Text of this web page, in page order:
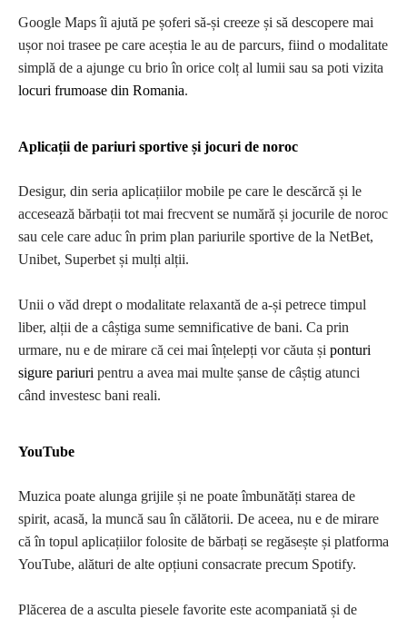
Google Maps îi ajută pe șoferi să-și creeze și să descopere mai
ușor noi trasee pe care aceștia le au de parcurs, fiind o modalitate
simplă de a ajunge cu brio în orice colț al lumii sau sa poti vizita
locuri frumoase din Romania.
Aplicații de pariuri sportive și jocuri de noroc
Desigur, din seria aplicațiilor mobile pe care le descărcă și le
accesează bărbații tot mai frecvent se numără și jocurile de noroc
sau cele care aduc în prim plan pariurile sportive de la NetBet,
Unibet, Superbet și mulți alții.
Unii o văd drept o modalitate relaxantă de a-și petrece timpul
liber, alții de a câștiga sume semnificative de bani. Ca prin
urmare, nu e de mirare că cei mai înțelepți vor căuta și ponturi
sigure pariuri pentru a avea mai multe șanse de câștig atunci
când investesc bani reali.
YouTube
Muzica poate alunga grijile și ne poate îmbunătăți starea de
spirit, acasă, la muncă sau în călătorii. De aceea, nu e de mirare
că în topul aplicațiilor folosite de bărbați se regăsește și platforma
YouTube, alături de alte opțiuni consacrate precum Spotify.
Plăcerea de a asculta piesele favorite este acompaniată și de